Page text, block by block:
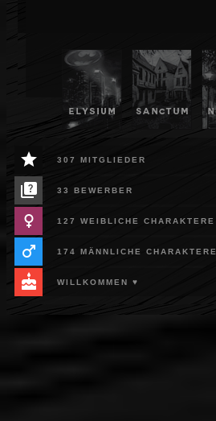
42
ELYSIUM
***
42
SANCTUM
***
star 307 MITGLIEDER
quiz 33 BEWERBER
female 127 WEIBLICHE CHARAKTERE
male 174 MÄNNLICHE CHARAKTERE
cake WILLKOMMEN ♥